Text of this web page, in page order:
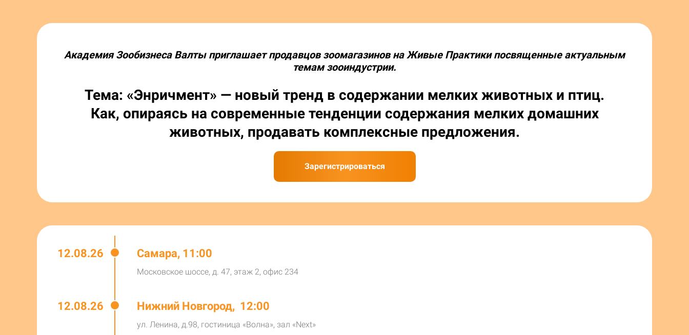
Академия Зообизнеса Валты приглашает продавцов зоомагазинов на Живые Практики посвященные актуальным
темам зооиндустрии.
Тема: «Энричмент» — новый тренд в содержании мелких животных и птиц.
Как, опираясь на современные тенденции содержания мелких домашних
животных, продавать комплексные предложения.
Зарегистрироваться
12.08.26 Самара, 11:00
Московское шоссе, д. 47, этаж 2, офис 234
12.08.26 Нижний Новгород, 12:00
ул. Ленина, д.98, гостиница «Волна», зал «Next»